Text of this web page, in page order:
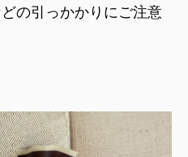
の引っかかりにご注意